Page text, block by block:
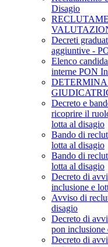
Disagio
Decreti
aggiuntive -
Elenco
interne PON
Decreto e
ricoprire il
lotta al disagio
Bando di
lotta al disagio
Bando di
lotta al disagio
Decreto di
inclusione e
Avviso di
disagio
Decreto di
pon inclusione
Decreto di